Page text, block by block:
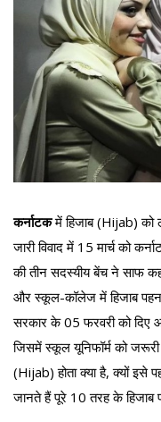
कर्नाटकमें हिजाब (Hijab) को
जारी विवाद में 15 मार्च को
की तीन सदस्यीय बेंच ने साफ
और स्कूल-कॉलेज में हिजाब पहनने
सरकार के 05 फरवरी को दिए
जिसमें स्कूल यूनिफॉर्म को
(Hijab) होता क्या है, क्यों इसे
जानते हैं पूरे 10 तरह के